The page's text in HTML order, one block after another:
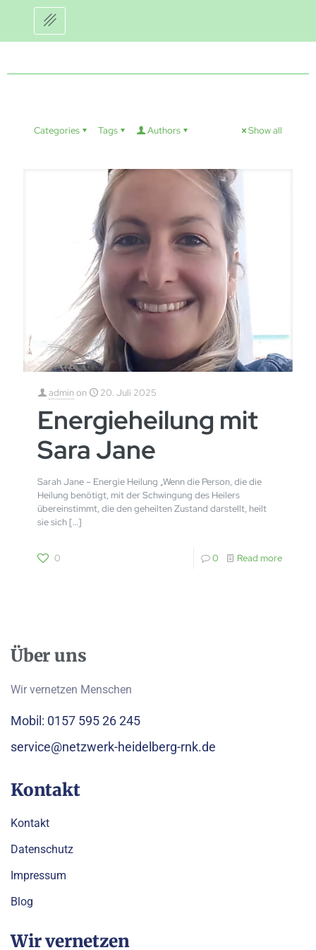
Categories Tags Authors Show all
adminon 20. Juli 2025
Energieheilung mit
Sara Jane
Sarah Jane – Energie Heilung „Wenn die Person, die die
Heilung benötigt, mit der Schwingung des Heilers
übereinstimmt, die den geheilten Zustand darstellt, heilt
sie sich[…]
0 0 Read more
Über uns
Wir vernetzen Menschen
Mobil: 0157 595 26 245
service@netzwerk-heidelberg-rnk.de
Kontakt
Kontakt
Datenschutz
Impressum
Blog
Wir vernetzen